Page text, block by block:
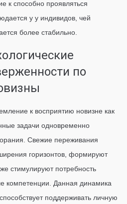
к способно проявляться
у у индивидов, чей
более стабильно.
по
к восприятию новизне как
задачи одновременно
Свежие переживания
горизонтов, формируют
стимулируют потребность
компетенции. Данная динамика
поддерживать личную